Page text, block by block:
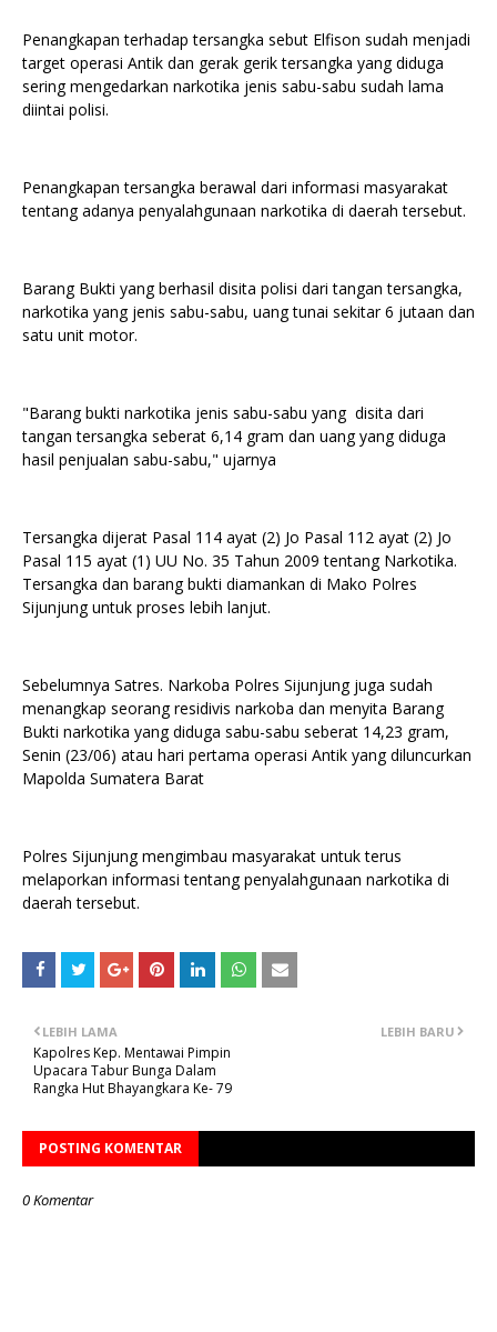
Penangkapan terhadap tersangka sebut Elfison sudah menjadi
target operasi Antik dan gerak gerik tersangka yang diduga
sering mengedarkan narkotika jenis sabu-sabu sudah lama
diintai polisi.
Penangkapan tersangka berawal dari informasi masyarakat
tentang adanya penyalahgunaan narkotika di daerah tersebut.
Barang Bukti yang berhasil disita polisi dari tangan tersangka,
narkotika yang jenis sabu-sabu, uang tunai sekitar 6 jutaan dan
satu unit motor.
"Barang bukti narkotika jenis sabu-sabu yang disita dari
tangan tersangka seberat 6,14 gram dan uang yang diduga
hasil penjualan sabu-sabu," ujarnya
Tersangka dijerat Pasal 114 ayat (2) Jo Pasal 112 ayat (2) Jo
Pasal 115 ayat (1) UU No. 35 Tahun 2009 tentang Narkotika.
Tersangka dan barang bukti diamankan di Mako Polres
Sijunjung untuk proses lebih lanjut.
Sebelumnya Satres. Narkoba Polres Sijunjung juga sudah
menangkap seorang residivis narkoba dan menyita Barang
Bukti narkotika yang diduga sabu-sabu seberat 14,23 gram,
Senin (23/06) atau hari pertama operasi Antik yang diluncurkan
Mapolda Sumatera Barat
Polres Sijunjung mengimbau masyarakat untuk terus
melaporkan informasi tentang penyalahgunaan narkotika di
daerah tersebut.
LEBIH BARU
LEBIH LAMA
Kapolres Kep. Mentawai Pimpin
Upacara Tabur Bunga Dalam
Rangka Hut Bhayangkara Ke- 79
POSTING KOMENTAR
0 Komentar